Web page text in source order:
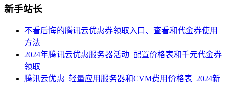
新手站长
不看后悔的腾讯云优惠券领取入口、查看和代金券使用
方法
2024年腾讯云优惠服务器活动_配置价格表和千元代金券
领取
腾讯云优惠_轻量应用服务器和CVM费用价格表_2024新